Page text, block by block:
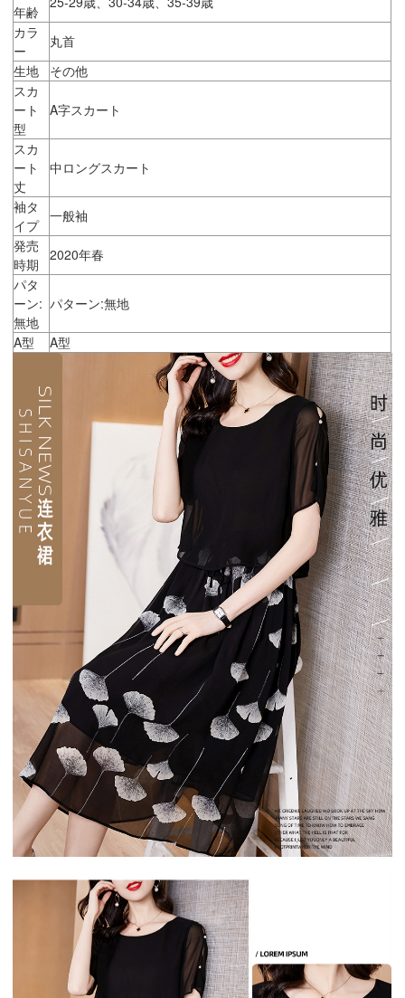
年齢
カラ
ー
丸首
生地
その他
スカ
ート
型
A字スカート
スカ
ート
丈
中ロングスカート
袖タ
イプ
一般袖
発売
時期
2020年春
パタ
ーン:
無地
パターン:無地
A型 A型